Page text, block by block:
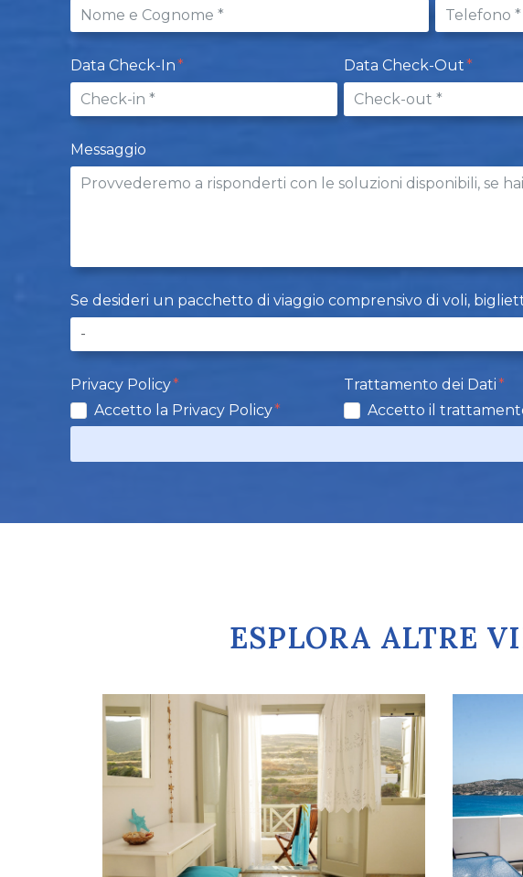
Data Check-In Data Check-Out
Messaggio
Se desideri un pacchetto di viaggio comprensivo di voli,
Privacy Policy
Accetto la Privacy Policy
Trattamento dei Dati
Accetto il
ESPLORA ALTRE